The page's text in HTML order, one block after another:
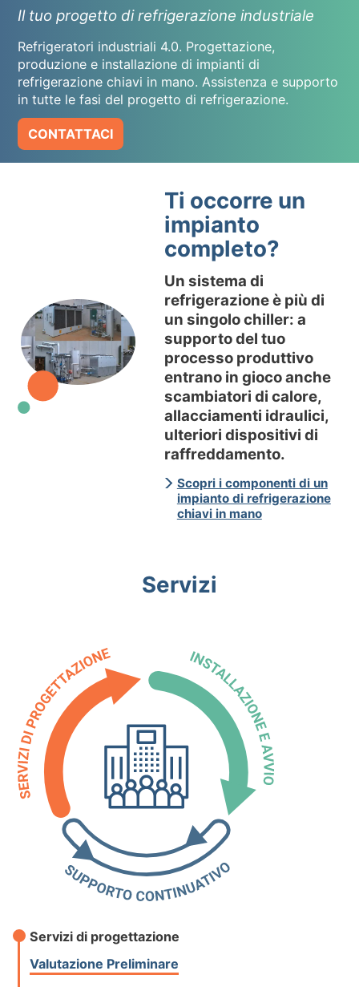
SOSTENIBILITA’ AMBIENTALE
NEWS & EVENTI
RISORSE
IT EN
Il tuo progetto di refrigerazione industriale
Refrigeratori industriali 4.0. Progettazione,
produzione e installazione di impianti di
refrigerazione chiavi in mano. Assistenza e supporto
in tutte le fasi del progetto di refrigerazione.
CONTATTACI
Ti occorre un
impianto
completo?
Un sistema di
refrigerazione è più di
un singolo chiller: a
supporto del tuo
processo produttivo
entrano in gioco anche
scambiatori di calore,
allacciamenti idraulici,
ulteriori dispositivi di
raffreddamento.
Scopri i componenti di un
impianto di refrigerazione
chiavi in mano
Servizi
Servizi di progettazione
Valutazione Preliminare